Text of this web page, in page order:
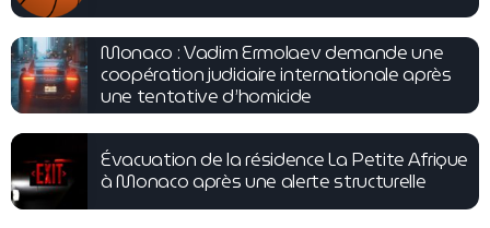
Monaco : Vadim Ermolaev demande une
coopération judiciaire internationale après
une tentative d’homicide
Évacuation de la résidence La Petite Afrique
à Monaco après une alerte structurelle